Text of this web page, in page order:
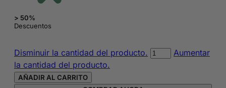
> 50%
Descuentos
Disminuir la cantidad del producto. Lápiz
Aumentar
la cantidad del producto.
AÑADIR AL CARRITO